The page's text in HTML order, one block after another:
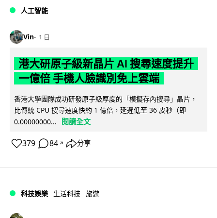
人工智能
Vin 1 日
港大研原子級新晶片 AI 搜尋速度提升
一億倍 手機人臉識別免上雲端
香港大學團隊成功研發原子級厚度的「模擬存內搜尋」晶片，
比傳統 CPU 搜尋速度快約 1 億倍，延遲低至 36 皮秒（即
0.00000000...
閱讀全文
379 84 ↗ 分享
科技娛樂 生活科技 旅遊